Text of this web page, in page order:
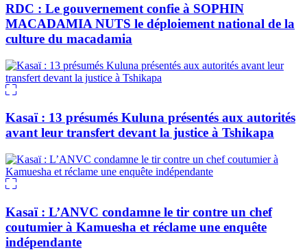
RDC : Le gouvernement confie à SOPHIN
MACADAMIA NUTS le déploiement national de la
culture du macadamia
Kasaï : 13 présumés Kuluna présentés aux autorités
avant leur transfert devant la justice à Tshikapa
Kasaï : L’ANVC condamne le tir contre un chef
coutumier à Kamuesha et réclame une enquête
indépendante